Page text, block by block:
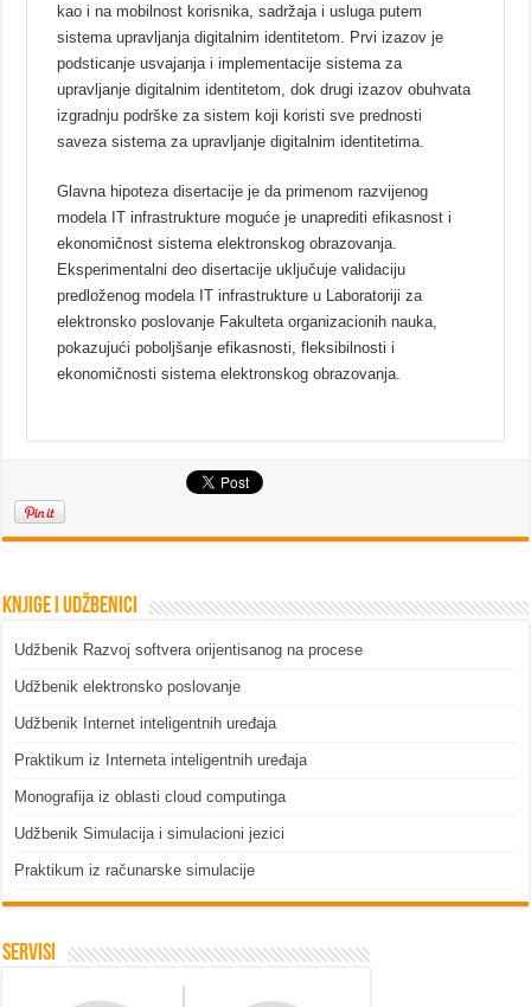
kao i na mobilnost korisnika, sadržaja i usluga putem
sistema upravljanja digitalnim identitetom. Prvi izazov je
podsticanje usvajanja i implementacije sistema za
upravljanje digitalnim identitetom, dok drugi izazov obuhvata
izgradnju podrške za sistem koji koristi sve prednosti
saveza sistema za upravljanje digitalnim identitetima.
Glavna hipoteza disertacije je da primenom razvijenog
modela IT infrastrukture moguće je unaprediti efikasnost i
ekonomičnost sistema elektronskog obrazovanja.
Eksperimentalni deo disertacije uključuje validaciju
predloženog modela IT infrastrukture u Laboratoriji za
elektronsko poslovanje Fakulteta organizacionih nauka,
pokazujući poboljšanje efikasnosti, fleksibilnosti i
ekonomičnosti sistema elektronskog obrazovanja.
Knjige i udžbenici
Udžbenik Razvoj softvera orijentisanog na procese
Udžbenik elektronsko poslovanje
Udžbenik Internet inteligentnih uređaja
Praktikum iz Interneta inteligentnih uređaja
Monografija iz oblasti cloud computinga
Udžbenik Simulacija i simulacioni jezici
Praktikum iz računarske simulacije
Servisi